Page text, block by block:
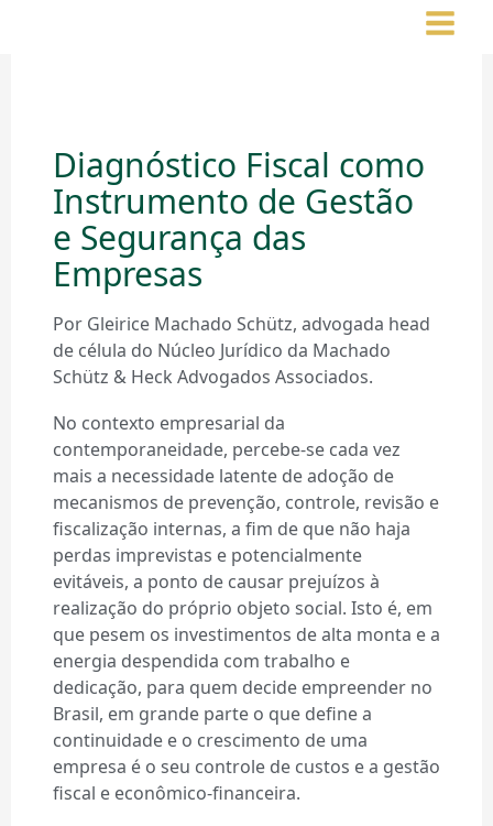
Diagnóstico Fiscal como
Instrumento de Gestão
e Segurança das
Empresas
Por Gleirice Machado Schütz, advogada head
de célula do Núcleo Jurídico da Machado
Schütz & Heck Advogados Associados.
No contexto empresarial da
contemporaneidade, percebe-se cada vez
mais a necessidade latente de adoção de
mecanismos de prevenção, controle, revisão e
fiscalização internas, a fim de que não haja
perdas imprevistas e potencialmente
evitáveis, a ponto de causar prejuízos à
realização do próprio objeto social. Isto é, em
que pesem os investimentos de alta monta e a
energia despendida com trabalho e
dedicação, para quem decide empreender no
Brasil, em grande parte o que define a
continuidade e o crescimento de uma
empresa é o seu controle de custos e a gestão
fiscal e econômico-financeira.